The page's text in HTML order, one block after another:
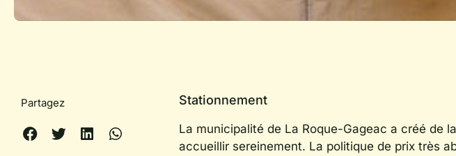
Partagez Stationnement
La municipalité de La Roque-Gageac a créé de
accueillir sereinement. La politique de prix très